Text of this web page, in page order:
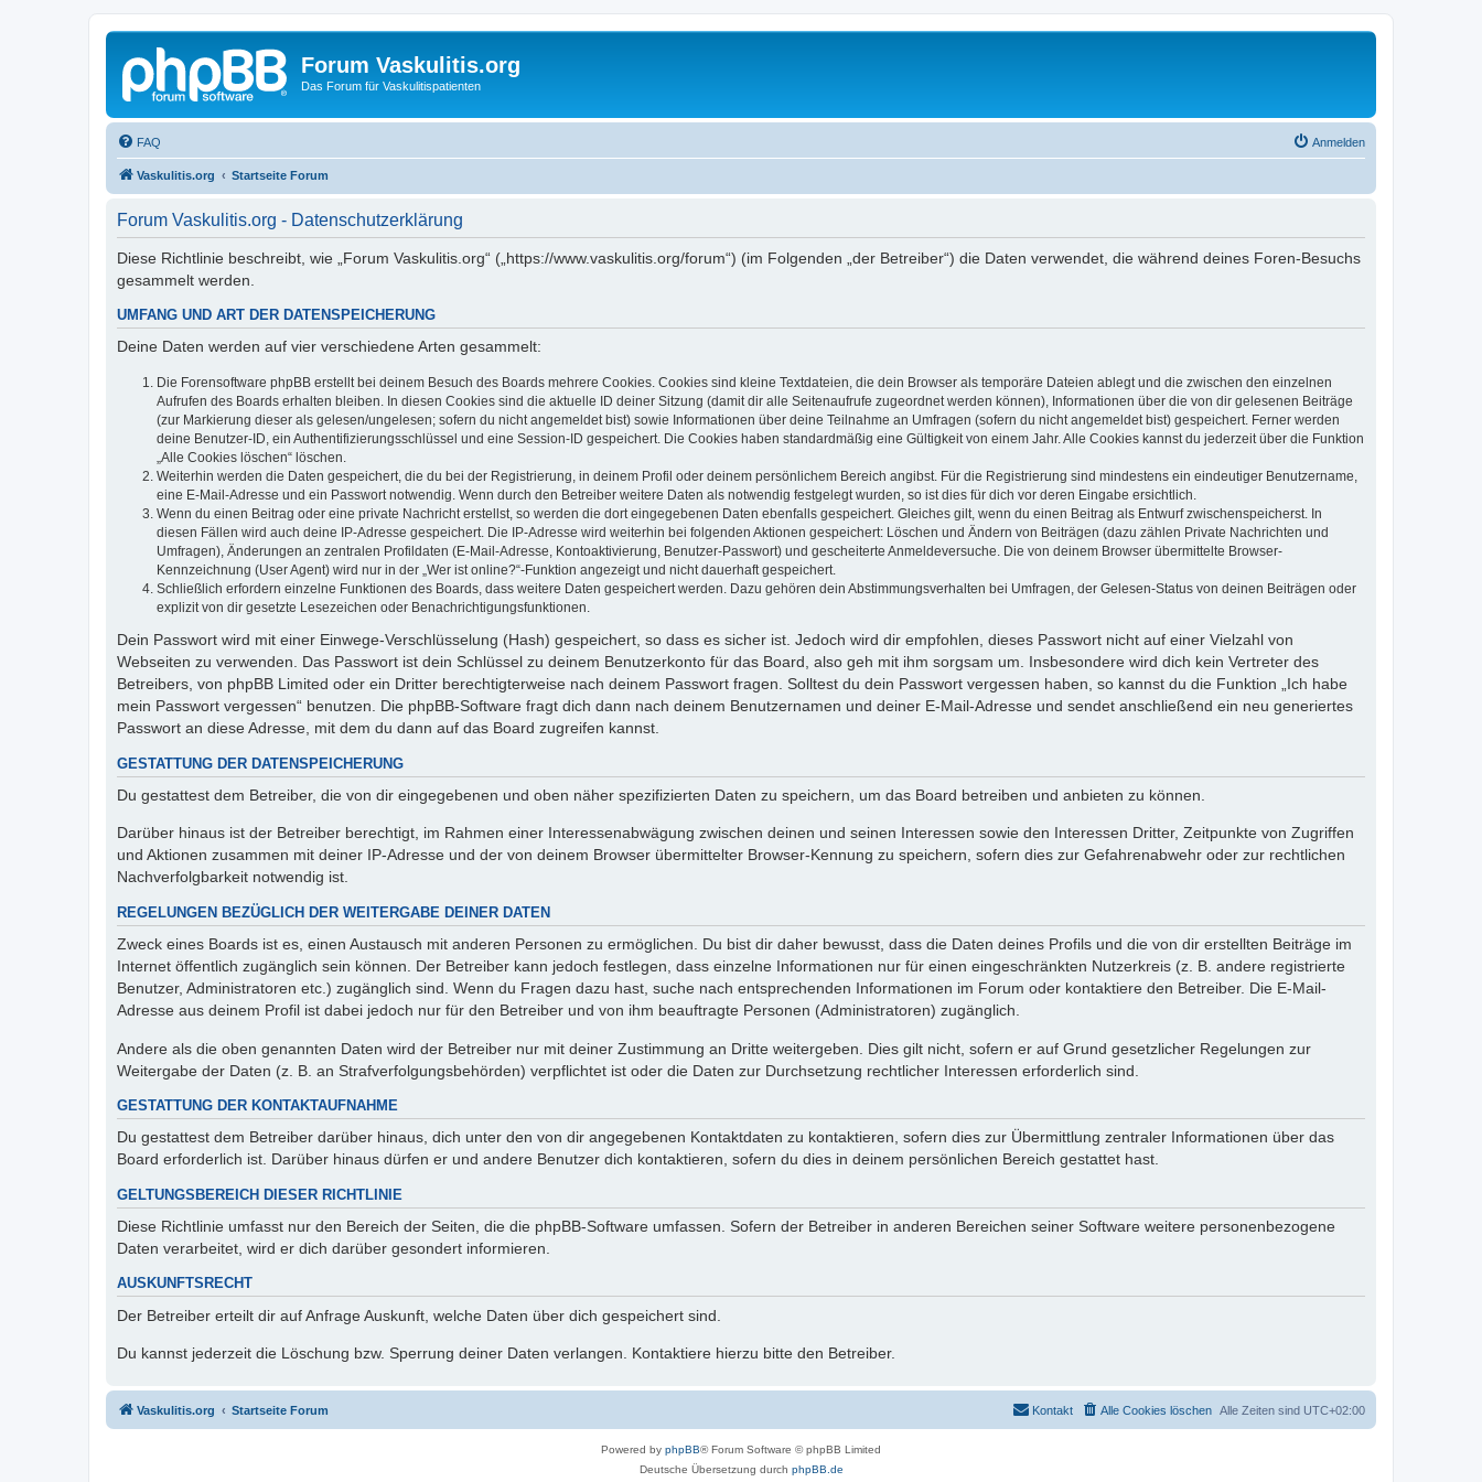
Forum Vaskulitis.org
Das Forum für Vaskulitispatienten
FAQ Anmelden
Vaskulitis.org Startseite Forum
Forum Vaskulitis.org - Datenschutzerklärung
Diese Richtlinie beschreibt, wie „Forum Vaskulitis.org“ („https://www.vaskulitis.org/forum“) (im Folgenden „der Betreiber“) die Daten verwendet, die während deines Foren-Besuchs
gesammelt werden.
UMFANG UND ART DER DATENSPEICHERUNG
Deine Daten werden auf vier verschiedene Arten gesammelt:
Die Forensoftware phpBB erstellt bei deinem Besuch des Boards mehrere Cookies. Cookies sind kleine Textdateien, die dein Browser als temporäre Dateien ablegt und die zwischen den einzelnen
Aufrufen des Boards erhalten bleiben. In diesen Cookies sind die aktuelle ID deiner Sitzung (damit dir alle Seitenaufrufe zugeordnet werden können), Informationen über die von dir gelesenen Beiträge
(zur Markierung dieser als gelesen/ungelesen; sofern du nicht angemeldet bist) sowie Informationen über deine Teilnahme an Umfragen (sofern du nicht angemeldet bist) gespeichert. Ferner werden
deine Benutzer-ID, ein Authentifizierungsschlüssel und eine Session-ID gespeichert. Die Cookies haben standardmäßig eine Gültigkeit von einem Jahr. Alle Cookies kannst du jederzeit über die Funktion
„Alle Cookies löschen“ löschen.
Weiterhin werden die Daten gespeichert, die du bei der Registrierung, in deinem Profil oder deinem persönlichem Bereich angibst. Für die Registrierung sind mindestens ein eindeutiger Benutzername,
eine E-Mail-Adresse und ein Passwort notwendig. Wenn durch den Betreiber weitere Daten als notwendig festgelegt wurden, so ist dies für dich vor deren Eingabe ersichtlich.
Wenn du einen Beitrag oder eine private Nachricht erstellst, so werden die dort eingegebenen Daten ebenfalls gespeichert. Gleiches gilt, wenn du einen Beitrag als Entwurf zwischenspeicherst. In
diesen Fällen wird auch deine IP-Adresse gespeichert. Die IP-Adresse wird weiterhin bei folgenden Aktionen gespeichert: Löschen und Ändern von Beiträgen (dazu zählen Private Nachrichten und
Umfragen), Änderungen an zentralen Profildaten (E-Mail-Adresse, Kontoaktivierung, Benutzer-Passwort) und gescheiterte Anmeldeversuche. Die von deinem Browser übermittelte Browser-
Kennzeichnung (User Agent) wird nur in der „Wer ist online?“-Funktion angezeigt und nicht dauerhaft gespeichert.
Schließlich erfordern einzelne Funktionen des Boards, dass weitere Daten gespeichert werden. Dazu gehören dein Abstimmungsverhalten bei Umfragen, der Gelesen-Status von deinen Beiträgen oder
explizit von dir gesetzte Lesezeichen oder Benachrichtigungsfunktionen.
Dein Passwort wird mit einer Einwege-Verschlüsselung (Hash) gespeichert, so dass es sicher ist. Jedoch wird dir empfohlen, dieses Passwort nicht auf einer Vielzahl von
Webseiten zu verwenden. Das Passwort ist dein Schlüssel zu deinem Benutzerkonto für das Board, also geh mit ihm sorgsam um. Insbesondere wird dich kein Vertreter des
Betreibers, von phpBB Limited oder ein Dritter berechtigterweise nach deinem Passwort fragen. Solltest du dein Passwort vergessen haben, so kannst du die Funktion „Ich habe
mein Passwort vergessen“ benutzen. Die phpBB-Software fragt dich dann nach deinem Benutzernamen und deiner E-Mail-Adresse und sendet anschließend ein neu generiertes
Passwort an diese Adresse, mit dem du dann auf das Board zugreifen kannst.
GESTATTUNG DER DATENSPEICHERUNG
Du gestattest dem Betreiber, die von dir eingegebenen und oben näher spezifizierten Daten zu speichern, um das Board betreiben und anbieten zu können.
Darüber hinaus ist der Betreiber berechtigt, im Rahmen einer Interessenabwägung zwischen deinen und seinen Interessen sowie den Interessen Dritter, Zeitpunkte von Zugriffen
und Aktionen zusammen mit deiner IP-Adresse und der von deinem Browser übermittelter Browser-Kennung zu speichern, sofern dies zur Gefahrenabwehr oder zur rechtlichen
Nachverfolgbarkeit notwendig ist.
REGELUNGEN BEZÜGLICH DER WEITERGABE DEINER DATEN
Zweck eines Boards ist es, einen Austausch mit anderen Personen zu ermöglichen. Du bist dir daher bewusst, dass die Daten deines Profils und die von dir erstellten Beiträge im
Internet öffentlich zugänglich sein können. Der Betreiber kann jedoch festlegen, dass einzelne Informationen nur für einen eingeschränkten Nutzerkreis (z. B. andere registrierte
Benutzer, Administratoren etc.) zugänglich sind. Wenn du Fragen dazu hast, suche nach entsprechenden Informationen im Forum oder kontaktiere den Betreiber. Die E-Mail-
Adresse aus deinem Profil ist dabei jedoch nur für den Betreiber und von ihm beauftragte Personen (Administratoren) zugänglich.
Andere als die oben genannten Daten wird der Betreiber nur mit deiner Zustimmung an Dritte weitergeben. Dies gilt nicht, sofern er auf Grund gesetzlicher Regelungen zur
Weitergabe der Daten (z. B. an Strafverfolgungsbehörden) verpflichtet ist oder die Daten zur Durchsetzung rechtlicher Interessen erforderlich sind.
GESTATTUNG DER KONTAKTAUFNAHME
Du gestattest dem Betreiber darüber hinaus, dich unter den von dir angegebenen Kontaktdaten zu kontaktieren, sofern dies zur Übermittlung zentraler Informationen über das
Board erforderlich ist. Darüber hinaus dürfen er und andere Benutzer dich kontaktieren, sofern du dies in deinem persönlichen Bereich gestattet hast.
GELTUNGSBEREICH DIESER RICHTLINIE
Diese Richtlinie umfasst nur den Bereich der Seiten, die die phpBB-Software umfassen. Sofern der Betreiber in anderen Bereichen seiner Software weitere personenbezogene
Daten verarbeitet, wird er dich darüber gesondert informieren.
AUSKUNFTSRECHT
Der Betreiber erteilt dir auf Anfrage Auskunft, welche Daten über dich gespeichert sind.
Du kannst jederzeit die Löschung bzw. Sperrung deiner Daten verlangen. Kontaktiere hierzu bitte den Betreiber.
Vaskulitis.org Startseite Forum Alle Zeiten sind UTC+02:00
Alle Cookies löschen
Kontakt
Powered by phpBB® Forum Software © phpBB Limited
Deutsche Übersetzung durch phpBB.de